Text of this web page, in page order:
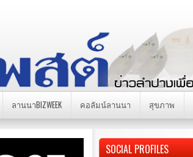
ลานนาBIZWEEK คอลัมน์ลานนา สุขภาพ
SOCIAL PROFILES